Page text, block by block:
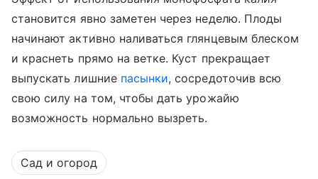
становится явно заметен через неделю. Плоды
начинают активно наливаться глянцевым блеском
и краснеть прямо на ветке. Куст прекращает
выпускать лишние пасынки, сосредоточив всю
свою силу на том, чтобы дать урожайю
возможность нормально вызреть.
Сад и огород